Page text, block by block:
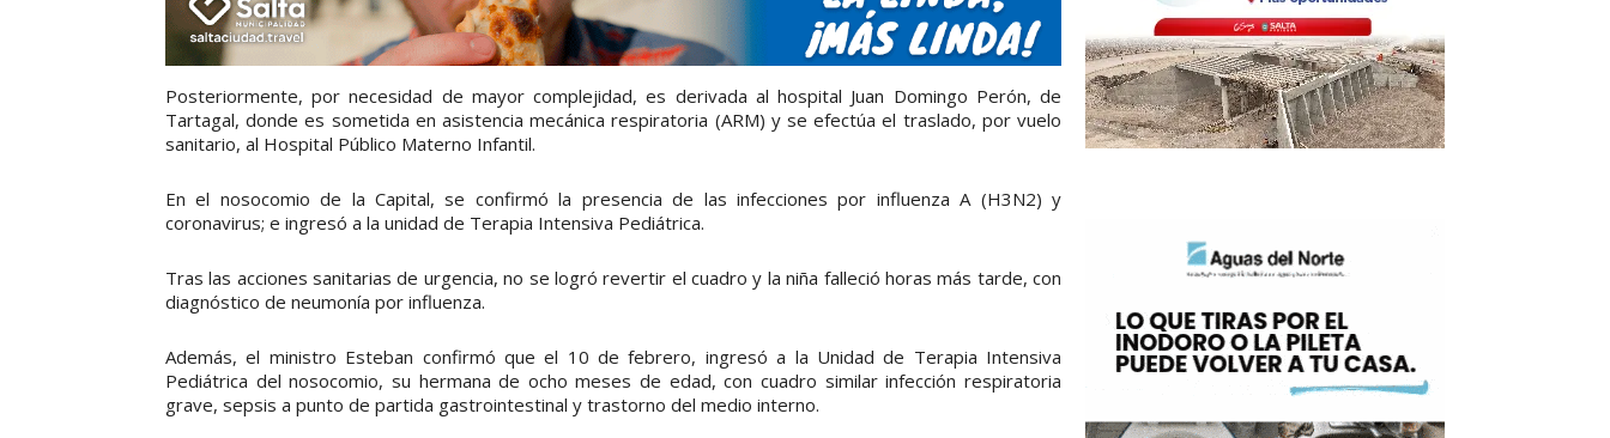
Posteriormente, por necesidad de mayor complejidad, es derivada al hospital Juan Domingo Perón, de
Tartagal, donde es sometida en asistencia mecánica respiratoria (ARM) y se efectúa el traslado, por vuelo
sanitario, al Hospital Público Materno Infantil.
En el nosocomio de la Capital, se confirmó la presencia de las infecciones por influenza A (H3N2) y
coronavirus; e ingresó a la unidad de Terapia Intensiva Pediátrica.
Tras las acciones sanitarias de urgencia, no se logró revertir el cuadro y la niña falleció horas más tarde, con
diagnóstico de neumonía por influenza.
Además, el ministro Esteban confirmó que el 10 de febrero, ingresó a la Unidad de Terapia Intensiva
Pediátrica del nosocomio, su hermana de ocho meses de edad, con cuadro similar infección respiratoria
grave, sepsis a punto de partida gastrointestinal y trastorno del medio interno.